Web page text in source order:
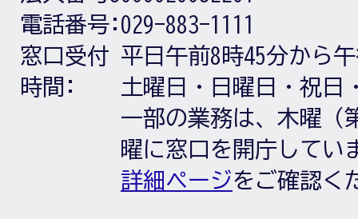
電話番号: 029-883-1111
窓口受付
時間:
平日午前8時45分から
土曜日・日曜日・祝日
一部の業務は、木曜（
曜に窓口を開庁してい
詳細ページをご確認く